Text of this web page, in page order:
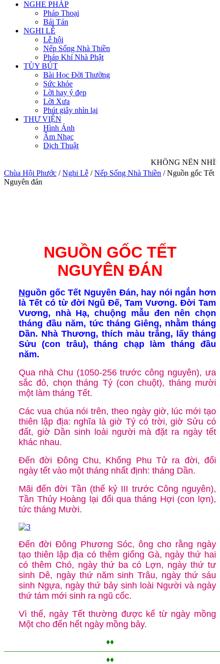
NGHE PHÁP
Pháp Thoại
Bái Tán
NGHI LỄ
Lễ hội
Nếp Sống Nhà Thiền
Pháp Khí Nhà Phật
TÙY BÚT
Bài Học Đời Thường
Sức khỏe
Lời hay ý đẹp
Lời Xưa
Phút giây nhìn lại
THƯ VIỆN
Hình Ảnh
Âm Nhạc
Dịch Thuật
KHÔNG NÊN
Chùa Hội Phước / Nghi Lễ / Nếp Sống Nhà Thiền / Nguồn gốc Tết
Nguyên đán
NGUỒN GỐC TẾT
NGUYÊN ĐÁN
Nguồn gốc Tết Nguyên Đán, hay nói ngắn hơn
là Tết có từ đời Ngũ Đế, Tam Vương. Đời Tam
Vương, nhà Hạ, chuộng mẫu đen nên chọn
tháng đầu năm, tức tháng Giêng, nhằm tháng
Dần. Nhà Thương, thích màu trắng, lấy tháng
Sửu (con trâu), tháng chạp làm tháng đầu
năm.
Qua nhà Chu (1050-256 trước công nguyên), ưa
sắc đỏ, chọn tháng Tý (con chuột), tháng mười
một làm tháng Tết.
Các vua chúa nói trên, theo ngày giờ, lúc mới tạo
thiên lập địa: nghĩa là giờ Tý có trời, giờ Sửu có
đất, giờ Dần sinh loài người mà đặt ra ngày tết
khác nhau.
Đến đời Đông Chu, Khổng Phu Tử ra đời, đổi
ngày tết vào một tháng nhất định: tháng Dần.
Mãi đến đời Tần (thế kỷ III trước Công nguyên),
Tần Thủy Hoàng lại đổi qua tháng Hợi (con lợn),
tức tháng Mười.
Đến đời Đông Phương Sóc, ông cho rằng ngày
tạo thiên lập địa có thêm giống Gà, ngày thứ hai
có thêm Chó, ngày thứ ba có Lợn, ngày thứ tư
sinh Dê, ngày thứ năm sinh Trâu, ngày thứ sáu
sinh Ngựa, ngày thứ bảy sinh loài Người và ngày
thứ tám mới sinh ra ngũ cốc.
Vì thế, ngày Tết thường được kể từ ngày mồng
Một cho đến hết ngày mồng bảy.
♦♦
♦♦